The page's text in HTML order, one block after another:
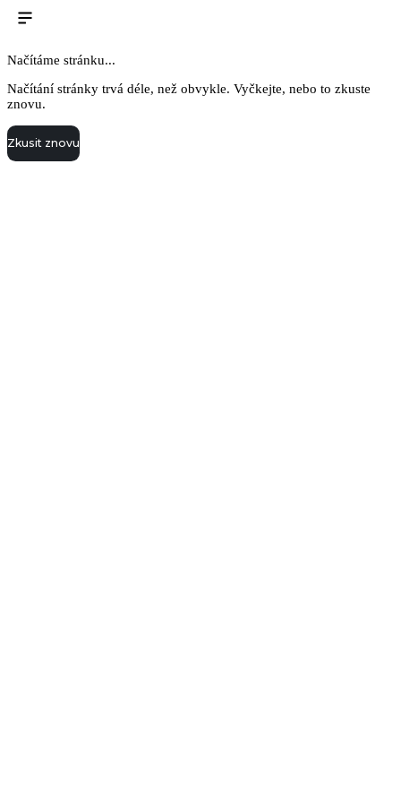
Načítáme stránku...
Načítání stránky trvá déle, než obvykle. Vyčkejte, nebo to zkuste
znovu.
Zkusit znovu